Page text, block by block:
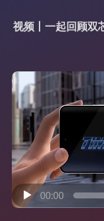
视频丨一起回顾双
视
频
播
放
00:00